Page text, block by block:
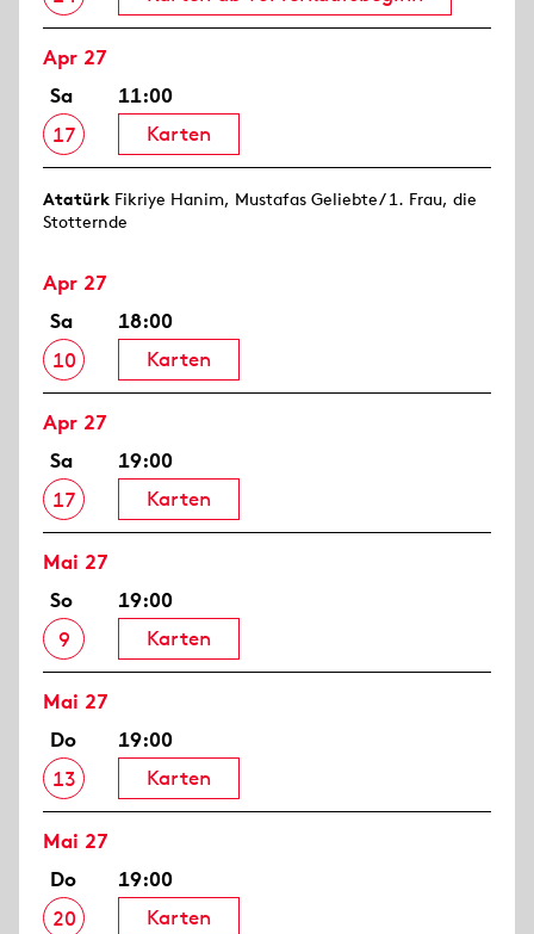
Apr 27
Sa
17
11:00
Karten
Atatürk Fikriye Hanim, Mustafas Geliebte/ 1. Frau, die
Stotternde
Apr 27
Sa
10
18:00
Karten
Apr 27
Sa
17
19:00
Karten
Mai 27
So
9
19:00
Karten
Mai 27
Do
13
19:00
Karten
Mai 27
Do
20
19:00
Karten